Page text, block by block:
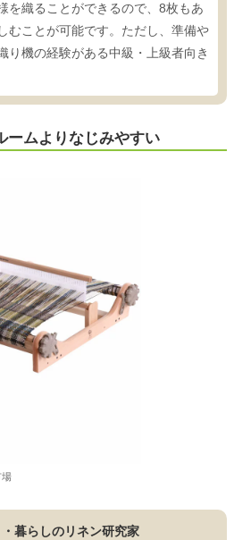
を織ることができるので、8枚もあ
むことが可能です。ただし、準備や
り機の経験がある中級・上級者向き
ームよりなじみやすい
場
暮らしのリネン研究家